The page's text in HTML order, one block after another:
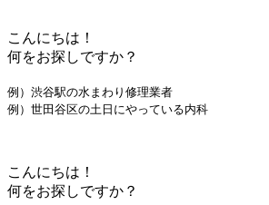
こんにちは！
何をお探しですか？
例）渋谷駅の水まわり修理業者
例）世田谷区の土日にやっている内科
こんにちは！
何をお探しですか？